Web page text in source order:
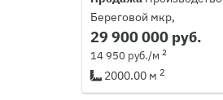
Береговой мкр,
29 900 000 руб.
14 950 руб./м 2
2000.00 м 2